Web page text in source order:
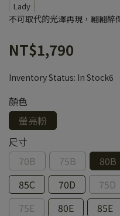
Lady
不可取代的光澤再現，翩翩醉
NT$1,790
Inventory Status: In Stock6
顏色
螢亮粉
尺寸
70B
75B 80B
85C
70D 75D
75E
80E 85E